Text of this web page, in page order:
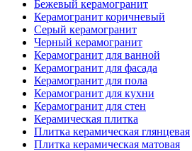
Бежевый керамогранит
Керамогранит коричневый
Серый керамогранит
Черный керамогранит
Керамогранит для ванной
Керамогранит для фасада
Керамогранит для пола
Керамогранит для кухни
Керамогранит для стен
Керамическая плитка
Плитка керамическая глянцевая
Плитка керамическая матовая